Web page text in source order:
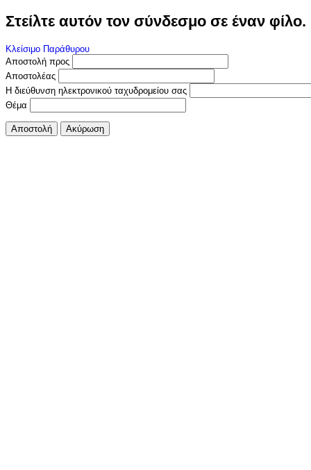
Στείλτε αυτόν τον σύνδεσμο σε έναν φίλο.
Κλείσιμο Παράθυρου
Αποστολή προς
Αποστολέας
Η διεύθυνση ηλεκτρονικού ταχυδρομείου σας
Θέμα
Αποστολή Ακύρωση